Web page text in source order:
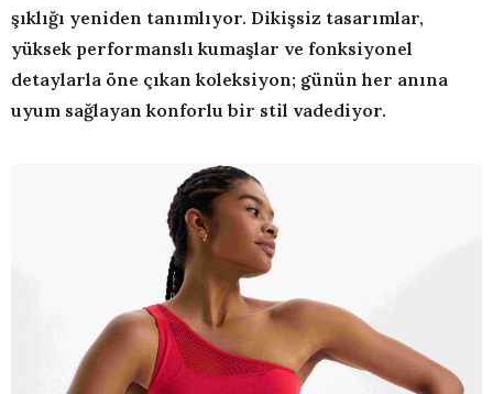
şıklığı yeniden tanımlıyor. Dikişsiz tasarımlar,
yüksek performanslı kumaşlar ve fonksiyonel
detaylarla öne çıkan koleksiyon; günün her anına
uyum sağlayan konforlu bir stil vadediyor.